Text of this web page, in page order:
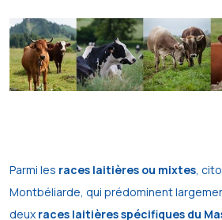
Parmi les races laitières ou mixtes,
Montbéliarde, qui prédominent
deux races laitières spécifiques du